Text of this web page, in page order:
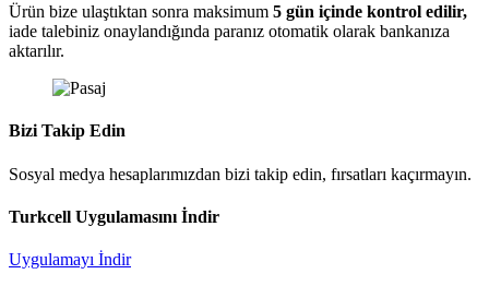
Ürün bize ulaştıktan sonra maksimum 5 gün içinde kontrol edilir,
iade talebiniz onaylandığında paranız otomatik olarak bankanıza
aktarılır.
Bizi Takip Edin
Sosyal medya hesaplarımızdan bizi takip edin, fırsatları kaçırmayın.
Turkcell Uygulamasını İndir
Uygulamayı İndir